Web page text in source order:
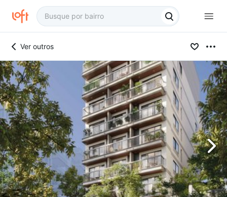
Ver outros